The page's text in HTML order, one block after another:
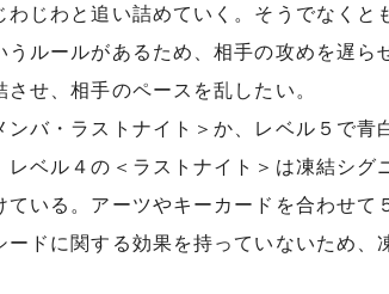
わじわと追い詰めていく。そうでなくと
うルールがあるため、相手の攻めを遅
せ、相手のペースを乱したい。
ンバ・ラストナイト＞か、レベル５で
レベル４の＜ラストナイト＞は凍結シグ
ている。アーツやキーカードを合わせて
ードに関する効果を持っていないため